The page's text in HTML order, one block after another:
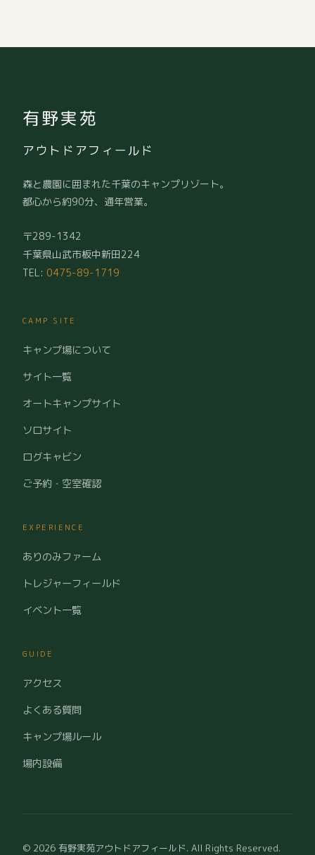
ー
り
有野実苑
アウトドアフィールド
森と農園に囲まれた千葉のキャンプリゾート。
都心から約90分、通年営業。
〒289-1342
千葉県山武市板中新田224
TEL: 0475-89-1719
CAMP SITE
キャンプ場について
サイト一覧
オートキャンプサイト
ソロサイト
ログキャビン
ご予約・空室確認
EXPERIENCE
ありのみファーム
トレジャーフィールド
イベント一覧
GUIDE
アクセス
よくある質問
キャンプ場ルール
場内設備
© 2026 有野実苑アウトドアフィールド. All Rights Reserved.